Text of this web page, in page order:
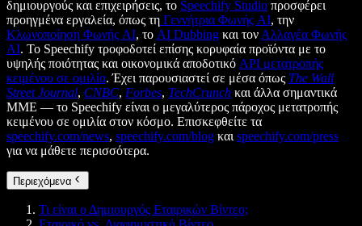
δημιουργούς και επιχειρήσεις, το Speechify Studio προσφέρει
προηγμένα εργαλεία, όπως τη Γεννήτρια Φωνής AI, την
Κλωνοποίηση Φωνής AI, το AI Dubbing και τον Αλλαγέα Φωνής
AI. Το Speechify τροφοδοτεί επίσης κορυφαία προϊόντα με το
υψηλής ποιότητας και οικονομικά αποδοτικό API μετατροπής
κειμένου σε ομιλία. Έχει παρουσιαστεί σε μέσα όπως The Wall
Street Journal, CNBC, Forbes, TechCrunch και άλλα σημαντικά
ΜΜΕ — το Speechify είναι ο μεγαλύτερος πάροχος μετατροπής
κειμένου σε ομιλία στον κόσμο. Επισκεφθείτε τα
speechify.com/news, speechify.com/blog και speechify.com/press
για να μάθετε περισσότερα.
Περιεχόμενα
Τι είναι ο Δημιουργός Εταιρικών Βίντεο;